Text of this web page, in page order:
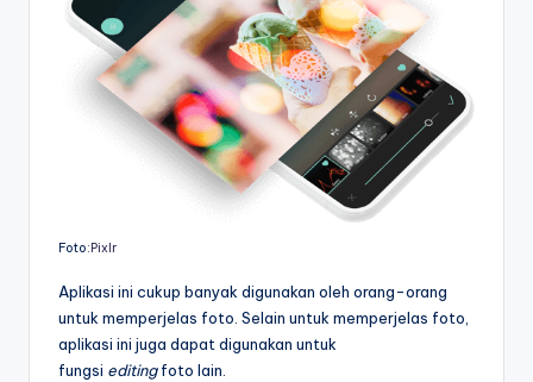
Foto:Pixlr
Aplikasi ini cukup banyak digunakan oleh orang-orang
untuk memperjelas foto. Selain untuk memperjelas foto,
aplikasi ini juga dapat digunakan untuk
fungsi editingfoto lain.